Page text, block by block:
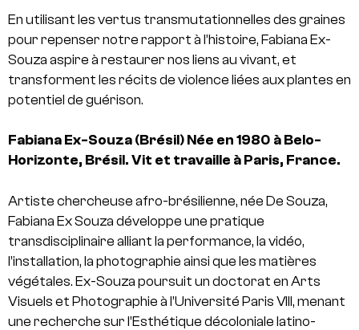
En utilisant les vertus transmutationnelles des graines
pour repenser notre rapport à l’histoire, Fabiana Ex-
Souza aspire à restaurer nos liens au vivant, et
transforment les récits de violence liées aux plantes en
potentiel de guérison.
Fabiana Ex-Souza (Brésil) Née en 1980 à Belo-
Horizonte, Brésil. Vit et travaille à Paris, France.
Artiste chercheuse afro-brésilienne, née De Souza,
Fabiana Ex Souza développe une pratique
transdisciplinaire alliant la performance, la vidéo,
l’installation, la photographie ainsi que les matières
végétales. Ex-Souza poursuit un doctorat en Arts
Visuels et Photographie à l’Université Paris VIII, menant
une recherche sur l’Esthétique décoloniale latino-